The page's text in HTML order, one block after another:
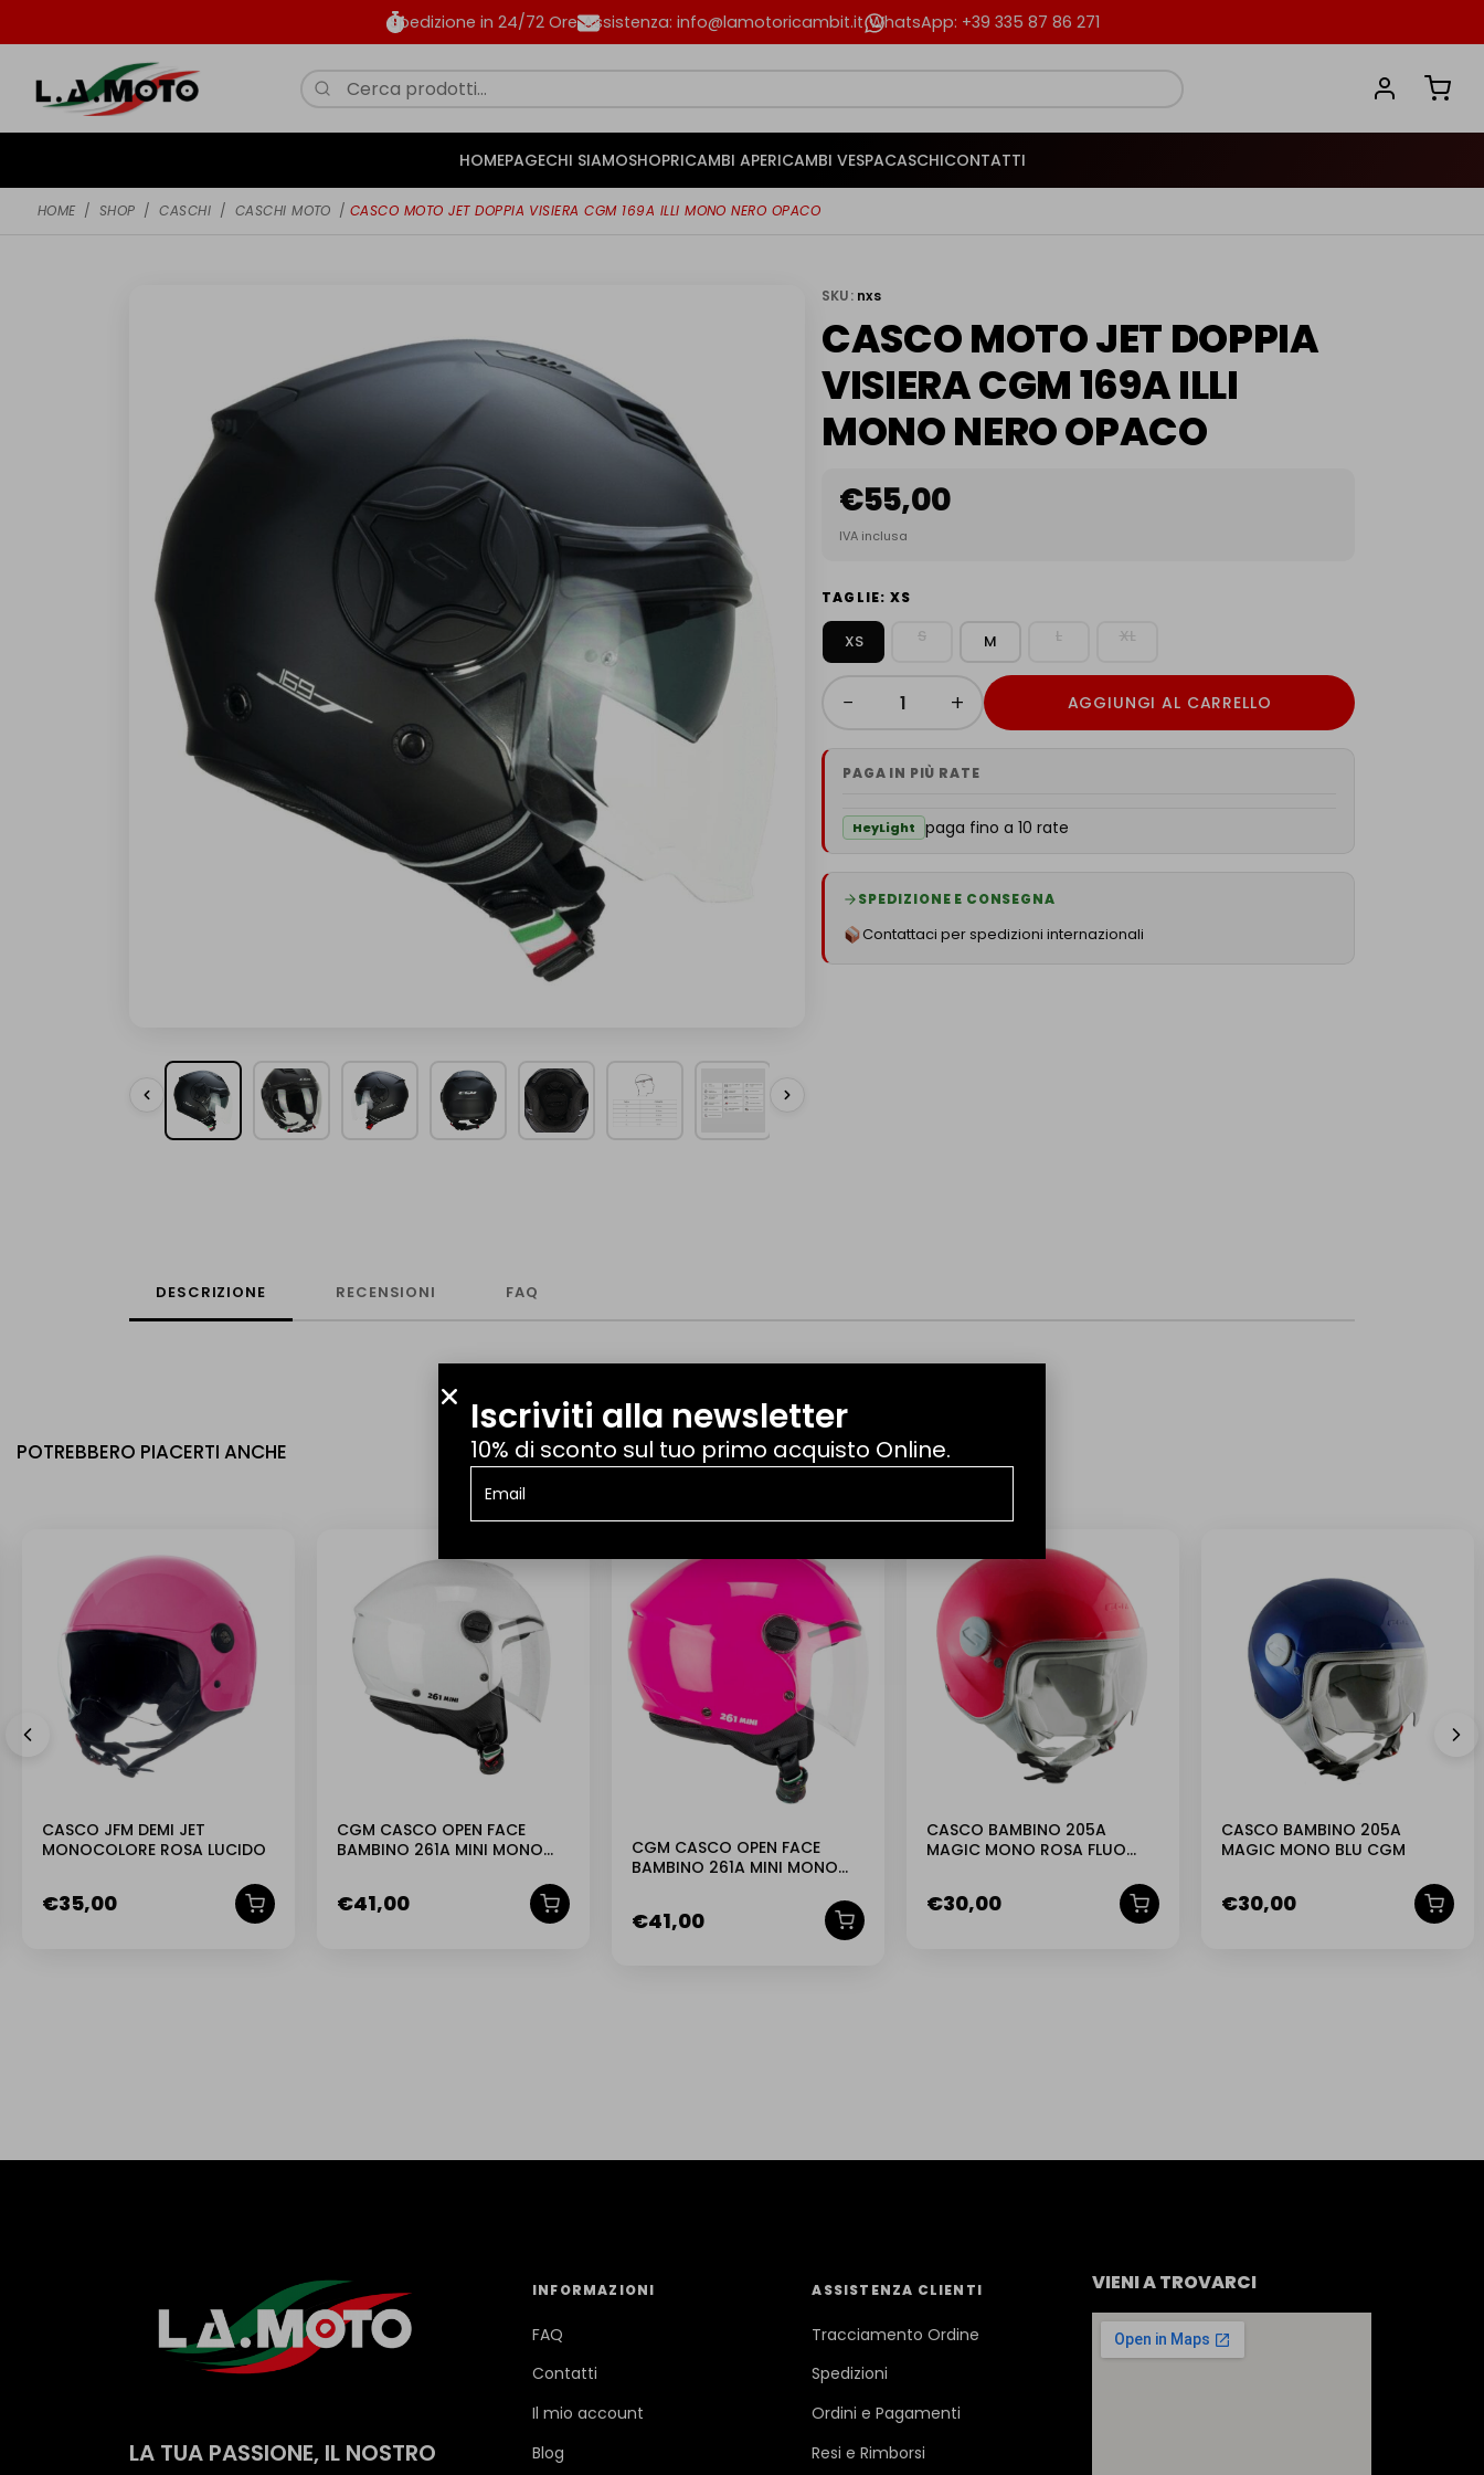
Spedizione in 24/72 Ore Assistenza: info@lamotoricambit.it WhatsApp: +39 335 87 86 271
HOMEPAGECHI SIAMOSHOPRICAMBI APERICAMBI VESPACASCHICONTATTI
HOME / SHOP / CASCHI / CASCHI MOTO / CASCO MOTO JET DOPPIA VISIERA CGM 169A ILLI MONO NERO OPACO
SKU: nxs
CASCO MOTO JET DOPPIA
VISIERA CGM 169A ILLI
MONO NERO OPACO
€55,00
IVA inclusa
TAGLIE: XS
XS S M L XL
− + AGGIUNGI AL CARRELLO
PAGA IN PIÙ RATE
HeyLight paga fino a 10 rate
SPEDIZIONE E CONSEGNA
Contattaci per spedizioni internazionali
DESCRIZIONE RECENSIONI FAQ
POTREBBERO PIACERTI ANCHE
CASCO JFM DEMI JET
MONOCOLORE ROSA LUCIDO
€35,00
CGM CASCO OPEN FACE
BAMBINO 261A MINI MONO
€41,00
CGM CASCO OPEN FACE
BAMBINO 261A MINI MONO
€41,00
CASCO BAMBINO 205A
MAGIC MONO ROSA FLUO
€30,00
CASCO BAMBINO 205A
MAGIC MONO BLU CGM
€30,00
LA TUA PASSIONE, IL NOSTRO
INFORMAZIONI
FAQ
Contatti
Il mio account
Blog
ASSISTENZA CLIENTI
Tracciamento Ordine
Spedizioni
Ordini e Pagamenti
Resi e Rimborsi
VIENI A TROVARCI
Iscriviti alla newsletter
10% di sconto sul tuo primo acquisto Online.